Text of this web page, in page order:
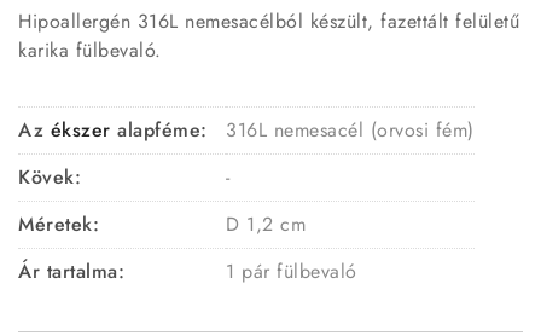
Hipoallergén 316L nemesacélból készült, fazettált felületű
karika fülbevaló.
Az ékszer alapféme:
316L nemesacél (orvosi fém)
Kövek:
-
Méretek:
D 1,2 cm
Ár tartalma:
1 pár fülbevaló